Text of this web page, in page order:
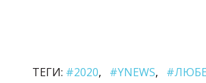
ТЕГИ: #2020 #YNEWS